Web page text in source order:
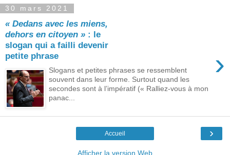
30 mars 2021
« Dedans avec les miens,
dehors en citoyen » : le
slogan qui a failli devenir
petite phrase
›
Slogans et petites phrases se ressemblent
souvent dans leur forme. Surtout quand les
secondes sont à l’impératif (« Ralliez-vous à mon
panac...
›
Accueil
Afficher la version Web